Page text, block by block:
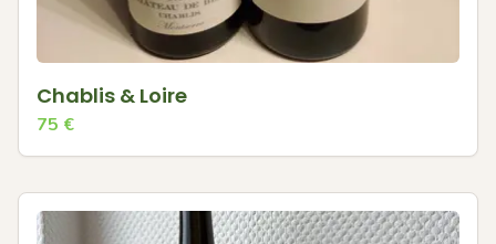
Chablis & Loire
75 €